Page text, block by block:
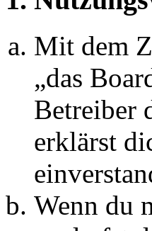
Mit dem
„das
Betreiber
erklärst
Wenn du